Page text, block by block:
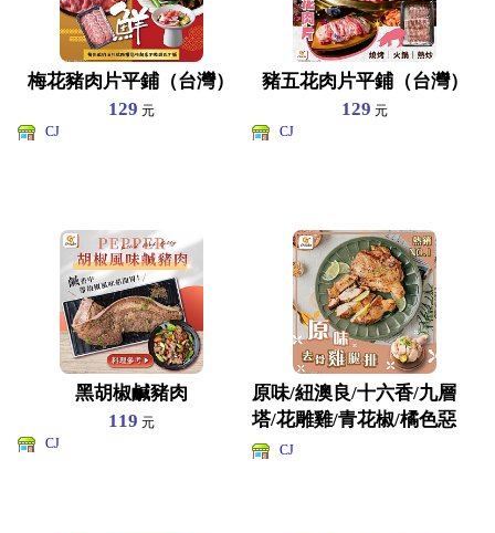
梅花豬肉片平鋪（台灣）
129 元
CJ
豬五花肉片平鋪（台灣）
129 元
CJ
黑胡椒鹹豬肉
119 元
CJ
原味/紐澳良/十六香/九層
塔/花雕雞/青花椒/橘色惡
魔/黑胡椒 去骨雞
CJ